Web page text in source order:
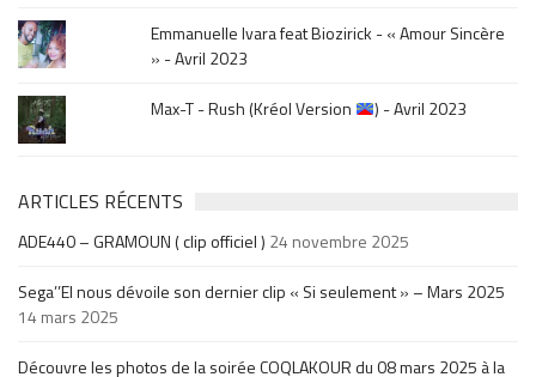
Emmanuelle Ivara feat Biozirick - « Amour Sincère
» - Avril 2023
Max-T - Rush (Kréol Version
) - Avril 2023
ARTICLES RÉCENTS
ADE440 – GRAMOUN ( clip officiel ) 24 novembre 2025
Sega’’El nous dévoile son dernier clip « Si seulement » – Mars 2025
14 mars 2025
Découvre les photos de la soirée COQLAKOUR du 08 mars 2025 à la